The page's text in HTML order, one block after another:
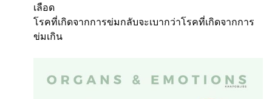
เลือด
โรคที่เกิดจากการข่มกลับจะเบากว่าโรคที่เกิดจากการ
ข่มเกิน